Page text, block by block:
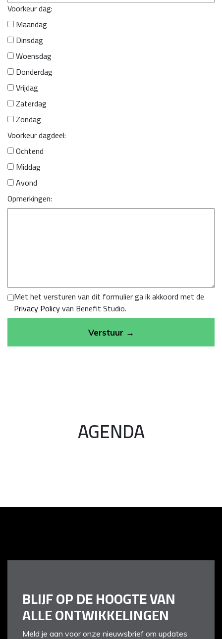
Voorkeur dag:
Maandag
Dinsdag
Woensdag
Donderdag
Vrijdag
Zaterdag
Zondag
Voorkeur dagdeel:
Ochtend
Middag
Avond
Opmerkingen:
Met het versturen van dit formulier ga ik akkoord met de
Privacy Policyvan Benefit Studio.
Verstuur →
AGENDA
BLIJF OP DE HOOGTE VAN
ALLE ONTWIKKELINGEN
Meld je aan voor onze nieuwsbrief om updates